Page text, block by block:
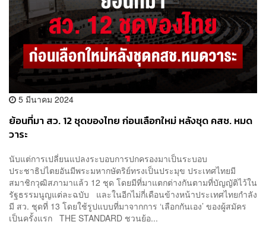
5 มีนาคม 2024
ย้อนที่มา สว. 12 ชุดของไทย ก่อนเลือกใหม่ หลังชุด คสช. หมด
วาระ
นับแต่การเปลี่ยนแปลงระบอบการปกครองมาเป็นระบอบ
ประชาธิปไตยอันมีพระมหากษัตริย์ทรงเป็นประมุข ประเทศไทยมี
สมาชิกวุฒิสภามาแล้ว 12 ชุด โดยมีที่มาแตกต่างกันตามที่บัญญัติไว้ใน
รัฐธรรมนูญแต่ละฉบับ และในอีกไม่กี่เดือนข้างหน้าประเทศไทยกำลัง
มี สว. ชุดที่ 13 โดยใช้รูปแบบที่มาจากการ ‘เลือกกันเอง’ ของผู้สมัคร
เป็นครั้งแรก THE STANDARD ชวนย้อ...